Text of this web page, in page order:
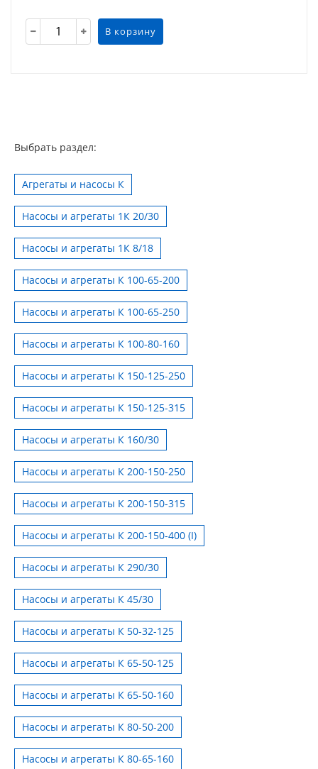
В корзину
Выбрать раздел:
Агрегаты и насосы К
Насосы и агрегаты 1К 20/30
Насосы и агрегаты 1К 8/18
Насосы и агрегаты К 100-65-200
Насосы и агрегаты К 100-65-250
Насосы и агрегаты К 100-80-160
Насосы и агрегаты К 150-125-250
Насосы и агрегаты К 150-125-315
Насосы и агрегаты К 160/30
Насосы и агрегаты К 200-150-250
Насосы и агрегаты К 200-150-315
Насосы и агрегаты К 200-150-400 (I)
Насосы и агрегаты К 290/30
Насосы и агрегаты К 45/30
Насосы и агрегаты К 50-32-125
Насосы и агрегаты К 65-50-125
Насосы и агрегаты К 65-50-160
Насосы и агрегаты К 80-50-200
Насосы и агрегаты К 80-65-160